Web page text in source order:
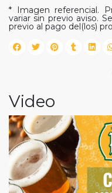
* Imagen referencial.
variar sin previo aviso.
previo al pago del(los)
Video